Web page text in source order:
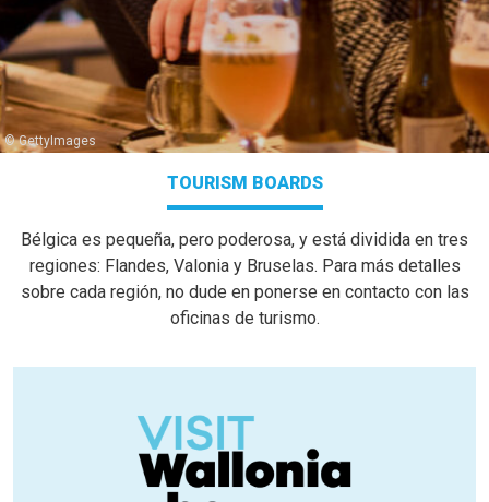
© GettyImages
TOURISM BOARDS
Bélgica es pequeña, pero poderosa, y está dividida en tres
regiones: Flandes, Valonia y Bruselas. Para más detalles
sobre cada región, no dude en ponerse en contacto con las
oficinas de turismo.